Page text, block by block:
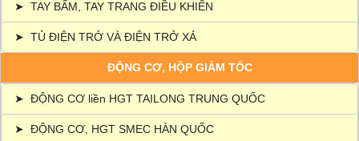
➤ TAY BẤM, TAY TRANG ĐIỀU KHIỂN
➤ TỦ ĐIỆN TRỞ VÀ ĐIỆN TRỞ XẢ
ĐỘNG CƠ, HỘP GIẢM TỐC
➤ ĐỘNG CƠ liền HGT TAILONG TRUNG QUỐC
➤ ĐỘNG CƠ, HGT SMEC HÀN QUỐC